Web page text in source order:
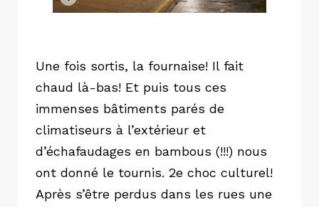
Une fois sortis, la fournaise! Il fait
chaud là-bas! Et puis tous ces
immenses bâtiments parés de
climatiseurs à l’extérieur et
d’échafaudages en bambous (!!!) nous
ont donné le tournis. 2e choc culturel!
Après s’être perdus dans les rues une